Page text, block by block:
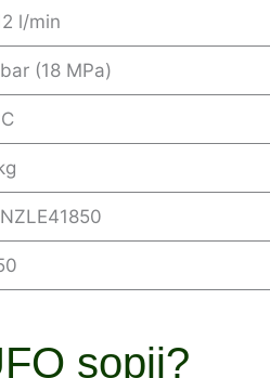
l/min
(18 MPa)
sopii?